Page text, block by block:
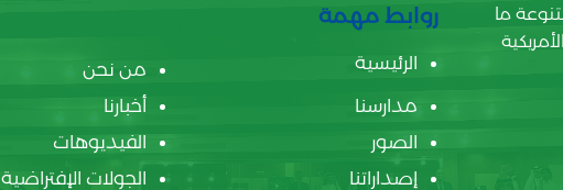
ما
روابط مهمة
الرئيسية
من نحن
مدارسنا
أخبارنا
الصور
الفيديوهات
إصداراتنا
الجولات الإفتراضية